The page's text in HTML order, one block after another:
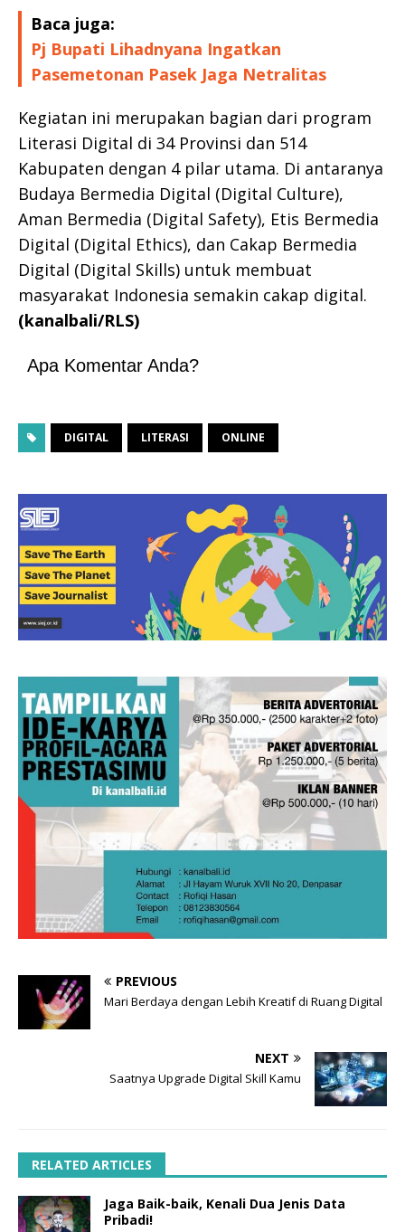
Baca juga:
Pj Bupati Lihadnyana Ingatkan
Pasemetonan Pasek Jaga Netralitas
Kegiatan ini merupakan bagian dari program
Literasi Digital di 34 Provinsi dan 514
Kabupaten dengan 4 pilar utama. Di antaranya
Budaya Bermedia Digital (Digital Culture),
Aman Bermedia (Digital Safety), Etis Bermedia
Digital (Digital Ethics), dan Cakap Bermedia
Digital (Digital Skills) untuk membuat
masyarakat Indonesia semakin cakap digital.
(kanalbali/RLS)
Apa Komentar Anda?
DIGITAL LITERASI ONLINE
PREVIOUS
Mari Berdaya dengan Lebih Kreatif di Ruang Digital
NEXT
Saatnya Upgrade Digital Skill Kamu
RELATED ARTICLES
Jaga Baik-baik, Kenali Dua Jenis Data
Pribadi!